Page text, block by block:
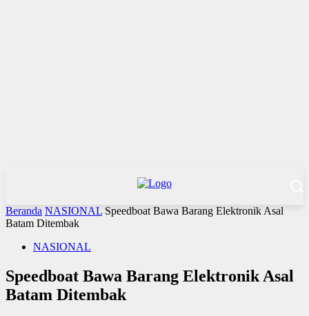
Beranda NASIONAL Speedboat Bawa Barang Elektronik Asal
Batam Ditembak
NASIONAL
Speedboat Bawa Barang Elektronik Asal
Batam Ditembak